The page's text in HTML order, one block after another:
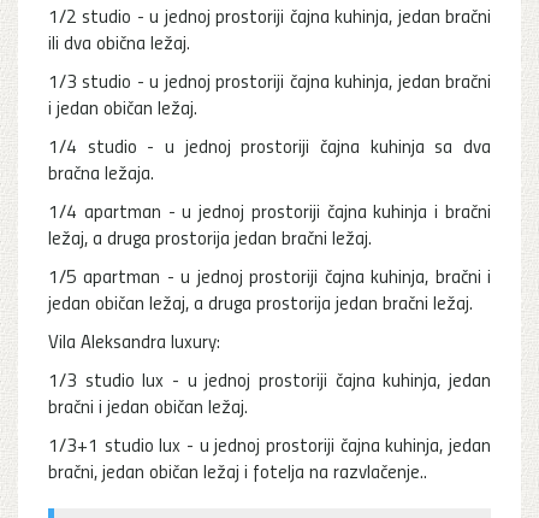
1/2 studio - u jednoj prostoriji čajna kuhinja, jedan bračni
ili dva obična ležaj.
1/3 studio - u jednoj prostoriji čajna kuhinja, jedan bračni
i jedan običan ležaj.
1/4 studio - u jednoj prostoriji čajna kuhinja sa dva
bračna ležaja.
1/4 apartman - u jednoj prostoriji čajna kuhinja i bračni
ležaj, a druga prostorija jedan bračni ležaj.
1/5 apartman - u jednoj prostoriji čajna kuhinja, bračni i
jedan običan ležaj, a druga prostorija jedan bračni ležaj.
Vila Aleksandra luxury:
1/3 studio lux - u jednoj prostoriji čajna kuhinja, jedan
bračni i jedan običan ležaj.
1/3+1 studio lux - u jednoj prostoriji čajna kuhinja, jedan
bračni, jedan običan ležaj i fotelja na razvlačenje..